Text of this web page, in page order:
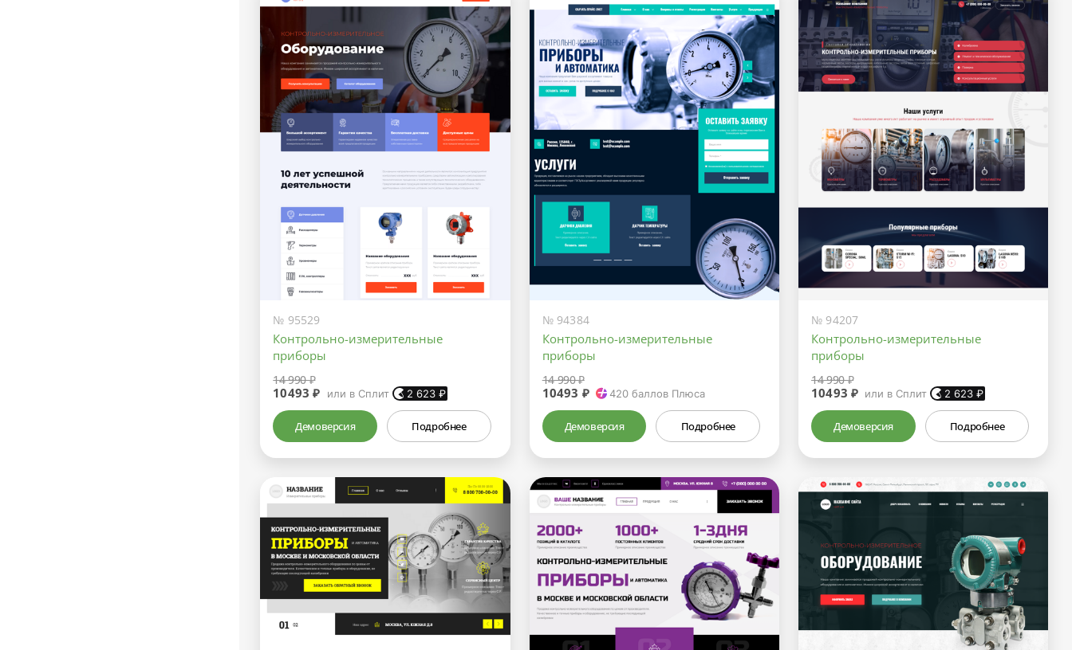
№ 95529
Контрольно-измерительные
приборы
14 990 ₽
10493 ₽ или в Сплит 2 623₽
Демоверсия Подробнее
№ 94384
Контрольно-измерительные
приборы
14 990 ₽
10493 ₽ 420 баллов Плюса
Демоверсия Подробнее
№ 94207
Контрольно-измерительные
приборы
14 990 ₽
10493 ₽ или в Сплит 2 623 ₽
Демоверсия Подробнее